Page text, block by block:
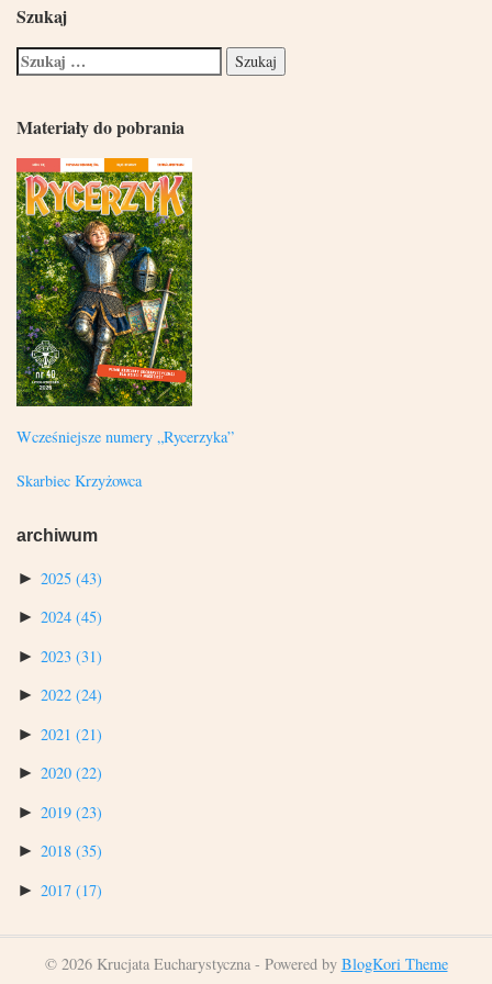
Szukaj
Materiały do pobrania
Wcześniejsze numery „Rycerzyka”
Skarbiec Krzyżowca
archiwum
► 2025 (43)
► 2024 (45)
► 2023 (31)
► 2022 (24)
► 2021 (21)
► 2020 (22)
► 2019 (23)
► 2018 (35)
► 2017 (17)
© 2026 Krucjata Eucharystyczna - Powered by BlogKori Theme